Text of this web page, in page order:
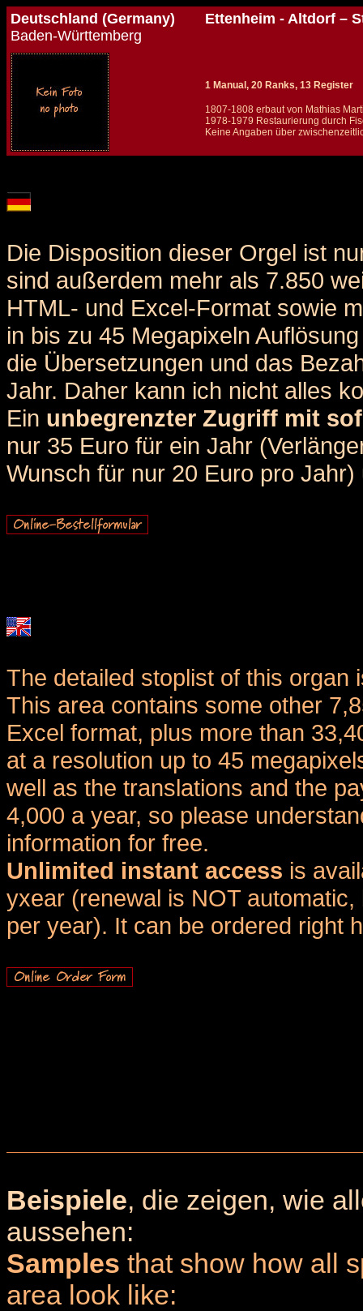
Deutschland (Germany)
Baden-Württemberg
Ettenheim - Altdorf –
1 Manual, 20 Ranks, 13 Register
1807-1808 erbaut von Mathias
1978-1979 Restaurierung durch
Keine Angaben über
Die Disposition dieser Orgel ist
sind außerdem mehr als 7.850
HTML- und Excel-Format sowie
in bis zu 45 Megapixeln
die Übersetzungen und das
Jahr. Daher kann ich nicht alles
Ein unbegrenzter Zugriff mit
nur 35 Euro für ein Jahr
Wunsch für nur 20 Euro pro
The detailed stoplist of this
This area contains some other
Excel format, plus more than
at a resolution up to 45
well as the translations and the
4,000 a year, so please
information for free.
Unlimited instant access is
yxear (renewal is NOT
per year). It can be ordered right
Beispiele, die zeigen, wie
aussehen:
Samples that show how all
area look like: